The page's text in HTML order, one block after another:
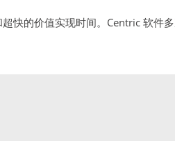
快的价值实现时间。Centric 软件